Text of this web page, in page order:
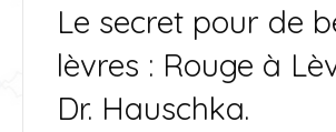
Le secret pour de
lèvres : Rouge à
Dr. Hauschka.